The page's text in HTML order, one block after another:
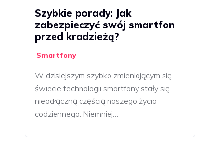
Szybkie porady: Jak
zabezpieczyć swój smartfon
przed kradzieżą?
Smartfony
W dzisiejszym szybko zmieniającym się
świecie technologii smartfony stały się
nieodłączną częścią naszego życia
codziennego. Niemniej…